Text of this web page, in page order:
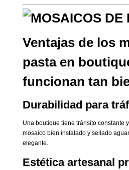
Ventajas de los
pasta en
funcionan tan
Durabilidad para
Una boutique tiene tránsito constante
mosaico bien instalado y sellado
elegante.
Estética artesanal